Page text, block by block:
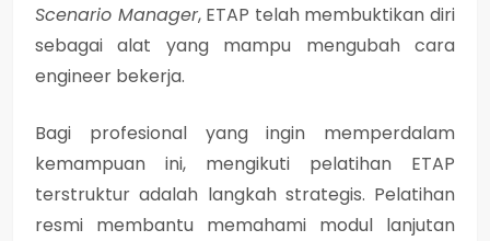
Scenario Manager, ETAP telah membuktikan diri
sebagai alat yang mampu mengubah cara
engineer bekerja.
Bagi profesional yang ingin memperdalam
kemampuan ini, mengikuti pelatihan ETAP
terstruktur adalah langkah strategis. Pelatihan
resmi membantu memahami modul lanjutan